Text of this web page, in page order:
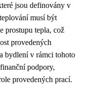
jsou definovány v
musí být
prostupu tepla, což
provedených
bydlení v rámci tohoto
podpory,
provedených prací.